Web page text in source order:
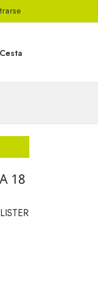
Cesta
18